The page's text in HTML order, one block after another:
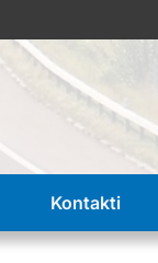
Kontakti